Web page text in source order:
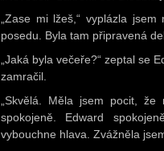
„Zase mi lžeš,“ vyplázla
posedu. Byla tam připravená
„Jaká byla večeře?“ zeptal se
zamračil.
„Skvělá. Měla jsem pocit,
spokojeně. Edward
vybouchne hlava. Zvážněla